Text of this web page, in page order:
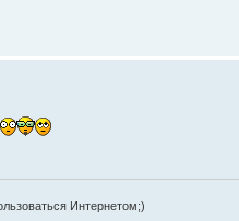
Интернетом;)